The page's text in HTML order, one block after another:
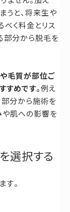
うと、将来生や
べく料金とリス
部分から脱毛を
毛質が部位ご
めです。例え
部分から施術を
や肌への影響を
選択する
す。